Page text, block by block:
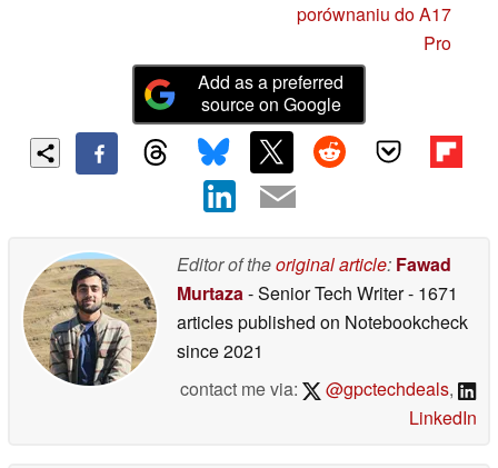
porównaniu do A17
Pro
Add as a preferred
source on Google
Editor of theoriginal article: Fawad
Murtaza- Senior Tech Writer- 1671
articles published on Notebookcheck
since 2021
contact me via:
@gpctechdeals,
LinkedIn